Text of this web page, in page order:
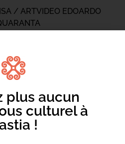
/ ARTVIDEO EDOARDO
DE LA COMÉDIE DE
# AUVERGNE – RHÔNE –
vit dans la campagne d’un
mère, grand-mère, sans
plus aucun
culturel à
!